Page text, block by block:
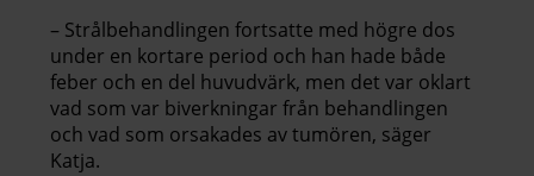
– Strålbehandlingen fortsatte med högre dos
under en kortare period och han hade både
feber och en del huvudvärk, men det var oklart
vad som var biverkningar från behandlingen
och vad som orsakades av tumören, säger
Katja.